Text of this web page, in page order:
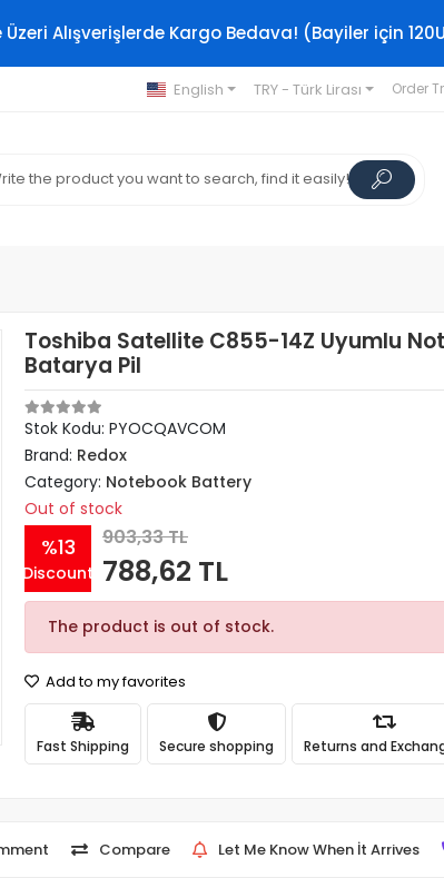
Üzeri Alışverişlerde Kargo Bedava! (Bayiler için
English TRY - Türk Lirası Order
Toshiba Satellite C855-14Z Uyumlu
Batarya Pil
Stok Kodu: PYOCQAVCOM
Brand: Redox
Category: Notebook Battery
Out of stock
%13
Discount
903,33 TL
788,62 TL
The product is out of stock.
Add to my favorites
Fast Shipping Secure shopping Returns and
Compare Let Me Know When İt Arrives